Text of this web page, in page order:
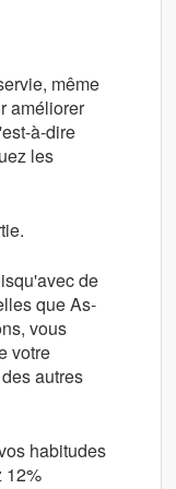
même
améliorer
à-dire
les
de
que As-
vous
votre
autres
habitudes
12%